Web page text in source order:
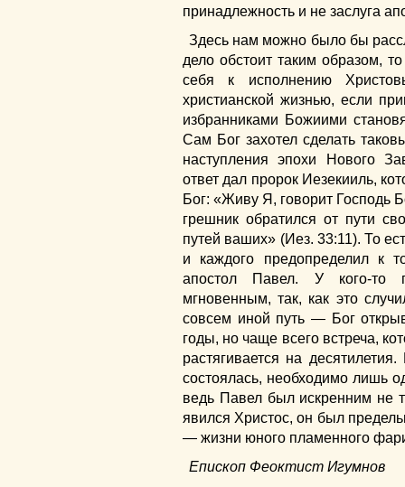
принадлежность и не заслуга
Здесь нам можно было бы
дело обстоит таким образом,
себя к исполнению
христианской жизнью, если
избранниками Божиими
Сам Бог захотел сделать
наступления эпохи Нового
ответ дал пророк Иезекииль,
Бог: «Живу Я, говорит Господь
грешник обратился от пути
путей ваших» (Иез. 33:11). То
и каждого предопределил к
апостол Павел. У кого-то
мгновенным, так, как это
совсем иной путь — Бог
годы, но чаще всего встреча,
растягивается на
состоялась, необходимо лишь
ведь Павел был искренним не
явился Христос, он был
— жизни юного пламенного
Епископ Феоктист Игумнов